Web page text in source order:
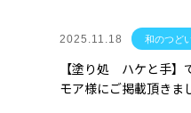
2025.11.18 和のつど
【塗り処 ハケと手】
モア様にご掲載頂きま